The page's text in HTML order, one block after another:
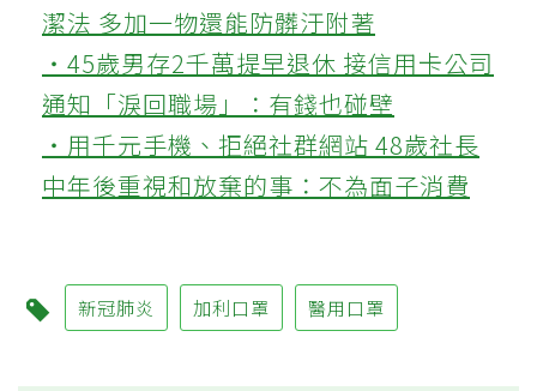
潔法 多加一物還能防髒汙附著
‧45歲男存2千萬提早退休 接信用卡公司
通知「淚回職場」：有錢也碰壁
‧用千元手機、拒絕社群網站 48歲社長
中年後重視和放棄的事：不為面子消費
新冠肺炎 加利口罩 醫用口罩